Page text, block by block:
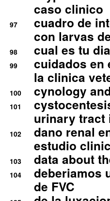
caso clinico
97
cuadro de
con larvas
98 cual es tu
99
cuidados en
la clinica
100 cynology
101
urinary tract
102
dano renal
estudio
103 data about
104
deberiamos
de FVC